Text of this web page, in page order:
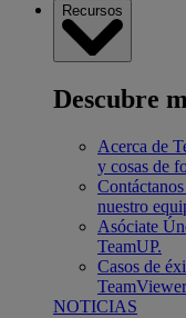
Recursos
Descubre
Acerca de
y cosas de
Contáctanos
nuestro
Asóciate
TeamUP.
Casos de
NOTICIAS